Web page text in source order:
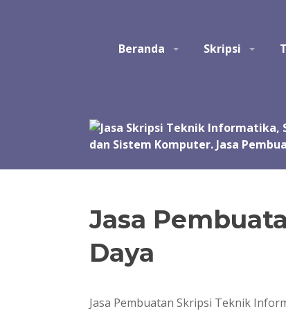
Perangkat Lunak. Jasa bantuan,
Beranda Skripsi
Jasa
Daya
Jasa Pembuatan Skripsi Teknik